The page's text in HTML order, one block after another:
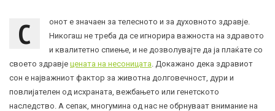
С
онот е значаен за телесното и за духовното здравје.
Никогаш не треба да се игнорира важноста на здравото
и квалитетно спиење, и не дозволувајте да ја плаќате со
своето здравје цената на несоницата . Докажано дека здравиот
сон е најважниот фактор за животна долговечност, дури и
повлијателен од исхраната, вежбањето или генетското
наследство. А сепак, многумина од нас не обрнуваат внимание на